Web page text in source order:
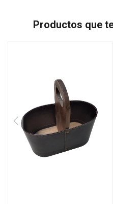
Productos que